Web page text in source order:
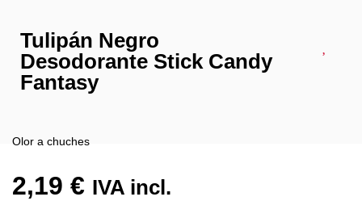
Tulipán Negro
Desodorante Stick Candy
Fantasy
Olor a chuches
2,19 € IVA incl.